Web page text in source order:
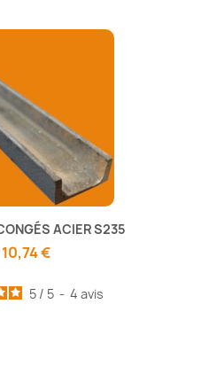
ACIER S235
10,74 €
5 / 5 - 4 avis